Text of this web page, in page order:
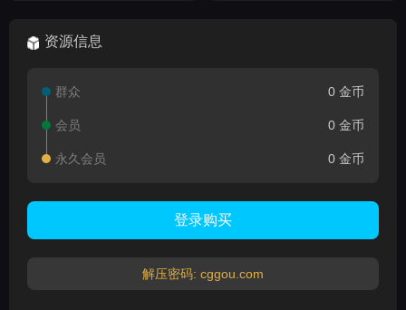
资源信息
群众 0 金币
会员 0 金币
永久会员 0 金币
登录购买
解压密码: cggou.com